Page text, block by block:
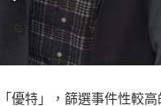
特」，篩選事件性較